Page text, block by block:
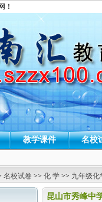
！
教学课件 名校
名校试卷 >> 化 学 >> 九年级化
昆山市秀峰中